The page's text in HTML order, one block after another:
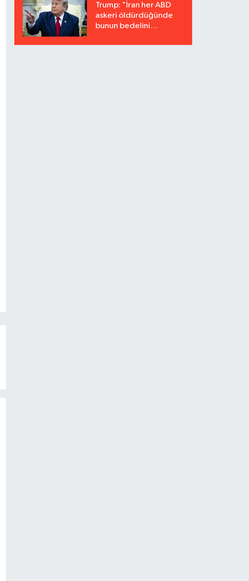
Trump: "İran her ABD
askeri öldürdüğünde
bunun bedelini